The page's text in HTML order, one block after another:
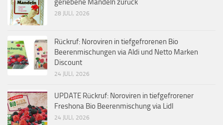
geriebene Mandeln zurück
28 JULI, 2026
Rückruf: Noroviren in tiefgefrorenen Bio
Beerenmischungen via Aldi und Netto Marken
Discount
24 JULI, 2026
UPDATE Rückruf: Noroviren in tiefgefrorener
Freshona Bio Beerenmischung via Lidl
24 JULI, 2026